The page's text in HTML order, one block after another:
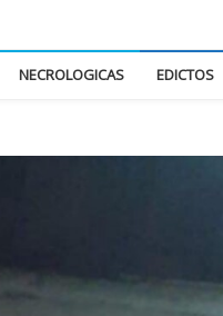
NECROLOGICAS EDICTOS